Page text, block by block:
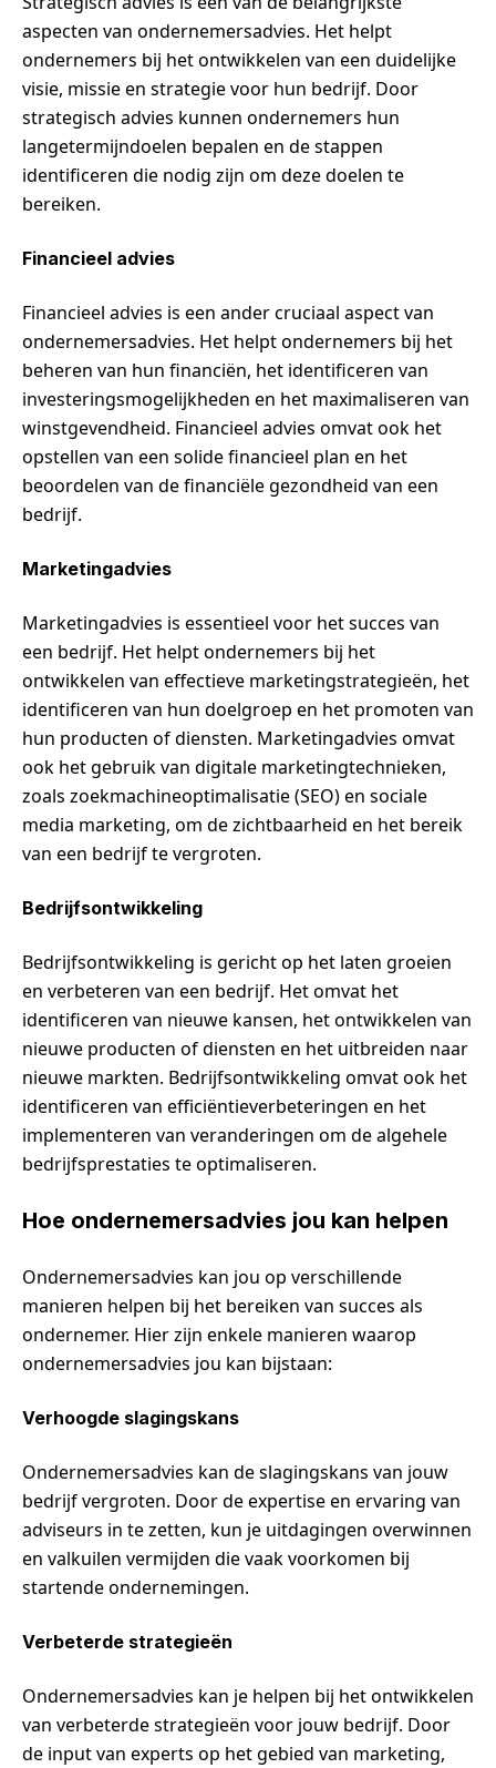
aspecten van ondernemersadvies. Het helpt
ondernemers bij het ontwikkelen van een duidelijke
visie, missie en strategie voor hun bedrijf. Door
strategisch advies kunnen ondernemers hun
langetermijndoelen bepalen en de stappen
identificeren die nodig zijn om deze doelen te
bereiken.
Financieel advies
Financieel advies is een ander cruciaal aspect van
ondernemersadvies. Het helpt ondernemers bij het
beheren van hun financiën, het identificeren van
investeringsmogelijkheden en het maximaliseren van
winstgevendheid. Financieel advies omvat ook het
opstellen van een solide financieel plan en het
beoordelen van de financiële gezondheid van een
bedrijf.
Marketingadvies
Marketingadvies is essentieel voor het succes van
een bedrijf. Het helpt ondernemers bij het
ontwikkelen van effectieve marketingstrategieën, het
identificeren van hun doelgroep en het promoten van
hun producten of diensten. Marketingadvies omvat
ook het gebruik van digitale marketingtechnieken,
zoals zoekmachineoptimalisatie (SEO) en sociale
media marketing, om de zichtbaarheid en het bereik
van een bedrijf te vergroten.
Bedrijfsontwikkeling
Bedrijfsontwikkeling is gericht op het laten groeien
en verbeteren van een bedrijf. Het omvat het
identificeren van nieuwe kansen, het ontwikkelen van
nieuwe producten of diensten en het uitbreiden naar
nieuwe markten. Bedrijfsontwikkeling omvat ook het
identificeren van efficiëntieverbeteringen en het
implementeren van veranderingen om de algehele
bedrijfsprestaties te optimaliseren.
Hoe ondernemersadvies jou kan helpen
Ondernemersadvies kan jou op verschillende
manieren helpen bij het bereiken van succes als
ondernemer. Hier zijn enkele manieren waarop
ondernemersadvies jou kan bijstaan:
Verhoogde slagingskans
Ondernemersadvies kan de slagingskans van jouw
bedrijf vergroten. Door de expertise en ervaring van
adviseurs in te zetten, kun je uitdagingen overwinnen
en valkuilen vermijden die vaak voorkomen bij
startende ondernemingen.
Verbeterde strategieën
Ondernemersadvies kan je helpen bij het ontwikkelen
van verbeterde strategieën voor jouw bedrijf. Door
de input van experts op het gebied van marketing,